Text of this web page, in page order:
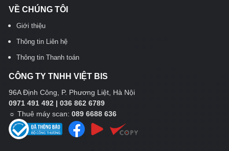
VỀ CHÚNG TÔI
Giới thiệu
Thông tin Liên hệ
Thông tin Thanh toán
CÔNG TY TNHH VIỆT BIS
96A Định Công, P. Phương Liệt, Hà Nội
0971 491 492 | 036 862 6789
☼ Thuê máy scan: 089 6688 636